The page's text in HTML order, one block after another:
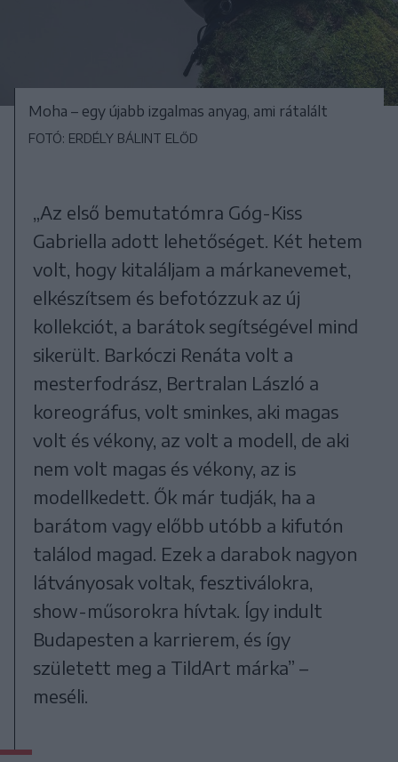
Moha – egy újabb izgalmas anyag, ami rátalált
FOTÓ: ERDÉLY BÁLINT ELŐD
„Az első bemutatómra Góg-Kiss
Gabriella adott lehetőséget. Két hetem
volt, hogy kitaláljam a márkanevemet,
elkészítsem és befotózzuk az új
kollekciót, a barátok segítségével mind
sikerült. Barkóczi Renáta volt a
mesterfodrász, Bertralan László a
koreográfus, volt sminkes, aki magas
volt és vékony, az volt a modell, de aki
nem volt magas és vékony, az is
modellkedett. Ők már tudják, ha a
barátom vagy előbb utóbb a kifutón
találod magad. Ezek a darabok nagyon
látványosak voltak, fesztiválokra,
show-műsorokra hívtak. Így indult
Budapesten a karrierem, és így
született meg a TildArt márka” –
meséli.